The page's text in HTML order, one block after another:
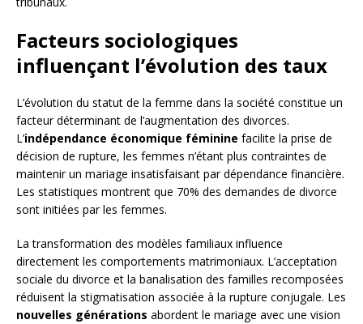
Facteurs sociologiques
influençant l’évolution des taux
L’évolution du statut de la femme dans la société constitue un
facteur déterminant de l’augmentation des divorces.
L’indépendance économique féminine facilite la prise de
décision de rupture, les femmes n’étant plus contraintes de
maintenir un mariage insatisfaisant par dépendance financière.
Les statistiques montrent que 70% des demandes de divorce
sont initiées par les femmes.
La transformation des modèles familiaux influence
directement les comportements matrimoniaux. L’acceptation
sociale du divorce et la banalisation des familles recomposées
réduisent la stigmatisation associée à la rupture conjugale. Les
nouvelles générations abordent le mariage avec une vision